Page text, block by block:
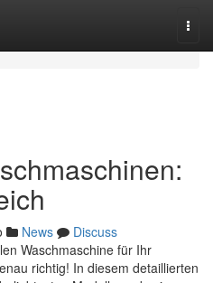
News
Discuss
Waschmaschine für Ihr
richtig! In diesem detaillierten